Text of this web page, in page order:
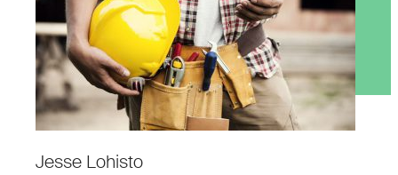
Jesse Lohisto